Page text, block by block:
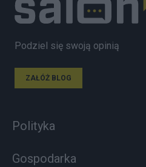
Podziel się swoją opinią
ZAŁÓŻ BLOG
Polityka
Gospodarka